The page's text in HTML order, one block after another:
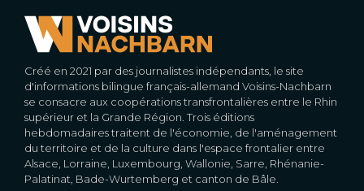
Créé en 2021 par des journalistes indépendants, le site
d'informations bilingue français-allemand Voisins-Nachbarn
se consacre aux coopérations transfrontalières entre le Rhin
supérieur et la Grande Région. Trois éditions
hebdomadaires traitent de l'économie, de l'aménagement
du territoire et de la culture dans l'espace frontalier entre
Alsace, Lorraine, Luxembourg, Wallonie, Sarre, Rhénanie-
Palatinat, Bade-Wurtemberg et canton de Bâle.